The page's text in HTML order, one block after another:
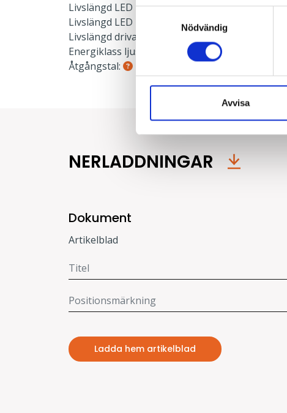
Nödvändig
Avvisa
Livslängd LED L90:
50000 h
Livslängd LED L80:
Livslängd drivare:
100000 h
Energiklass ljuskälla:
Åtgångstal:
NERLADDNINGAR
Dokument
Artikelblad
Ladda hem artikelblad